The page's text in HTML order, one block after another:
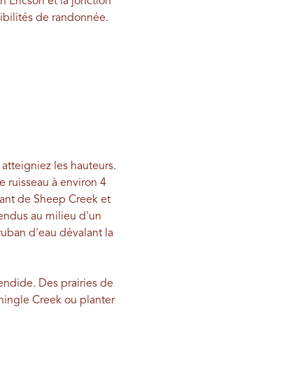
de randonnée.
les hauteurs.
ruisseau à environ 4
de Sheep Creek et
au milieu d'un
d'eau dévalant la
Des prairies de
Creek ou planter